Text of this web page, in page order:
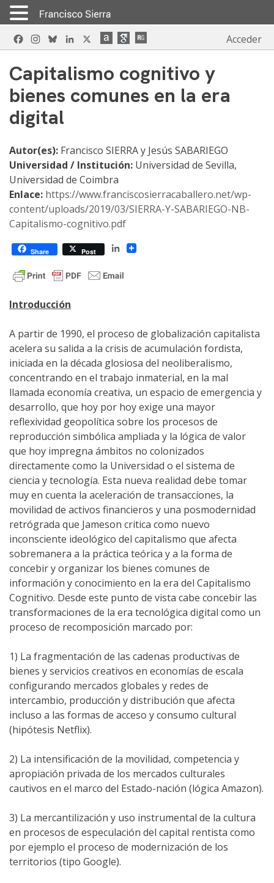
Skip
to
FacebookInstagram
BlueskyLinkedIn Acceder
Capitalismo cognitivo y
bienes comunes en la era
digital
Autor(es): Francisco SIERRA y Jesús SABARIEGO
Universidad / Institución: Universidad de Sevilla,
Universidad de Coimbra
Enlace: https://www.franciscosierracaballero.net/wp-
content/uploads/2019/03/SIERRA-Y-SABARIEGO-NB-
Capitalismo-cognitivo.pdf
Share Post LinkedIn
Introducción
A partir de 1990, el proceso de globalización capitalista
acelera su salida a la crisis de acumulación fordista,
iniciada en la década glosiosa del neoliberalismo,
concentrando en el trabajo inmaterial, en la mal
llamada economía creativa, un espacio de emergencia y
desarrollo, que hoy por hoy exige una mayor
reflexividad geopolítica sobre los procesos de
reproducción simbólica ampliada y la lógica de valor
que hoy impregna ámbitos no colonizados
directamente como la Universidad o el sistema de
ciencia y tecnología. Esta nueva realidad debe tomar
muy en cuenta la aceleración de transacciones, la
movilidad de activos financieros y una posmodernidad
retrógrada que Jameson critica como nuevo
inconsciente ideológico del capitalismo que afecta
sobremanera a la práctica teórica y a la forma de
concebir y organizar los bienes comunes de
información y conocimiento en la era del Capitalismo
Cognitivo. Desde este punto de vista cabe concebir las
transformaciones de la era tecnológica digital como un
proceso de recomposición marcado por:
1) La fragmentación de las cadenas productivas de
bienes y servicios creativos en economías de escala
configurando mercados globales y redes de
intercambio, producción y distribución que afecta
incluso a las formas de acceso y consumo cultural
(hipótesis Netflix).
2) La intensificación de la movilidad, competencia y
apropiación privada de los mercados culturales
cautivos en el marco del Estado-nación (lógica Amazon).
3) La mercantilización y uso instrumental de la cultura
en procesos de especulación del capital rentista como
por ejemplo el proceso de modernización de los
territorios (tipo Google).